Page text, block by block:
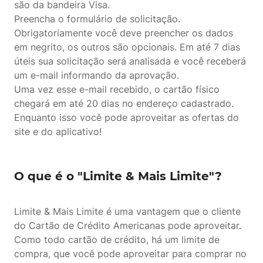
são da bandeira Visa.
Preencha o formulário de solicitação.
Obrigatoriamente você deve preencher os dados
em negrito, os outros são opcionais. Em até 7 dias
úteis sua solicitação será analisada e você receberá
um e-mail informando da aprovação.
Uma vez esse e-mail recebido, o cartão físico
chegará em até 20 dias no endereço cadastrado.
Enquanto isso você pode aproveitar as ofertas do
site e do aplicativo!
O que é o "Limite & Mais Limite"?
Limite & Mais Limite é uma vantagem que o cliente
do Cartão de Crédito Americanas pode aproveitar.
Como todo cartão de crédito, há um limite de
compra, que você pode aproveitar para comprar no